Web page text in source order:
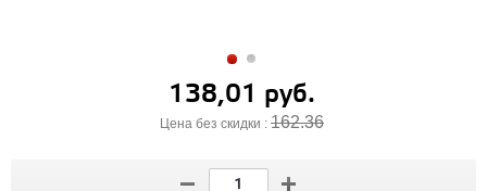
138,01 руб.
Цена без скидки : 162.36